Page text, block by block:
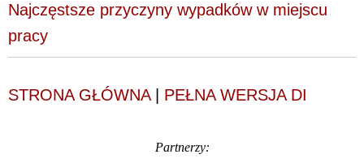
Najczęstsze przyczyny wypadków w miejscu
pracy
STRONA GŁÓWNA| PEŁNA WERSJA DI
Partnerzy: